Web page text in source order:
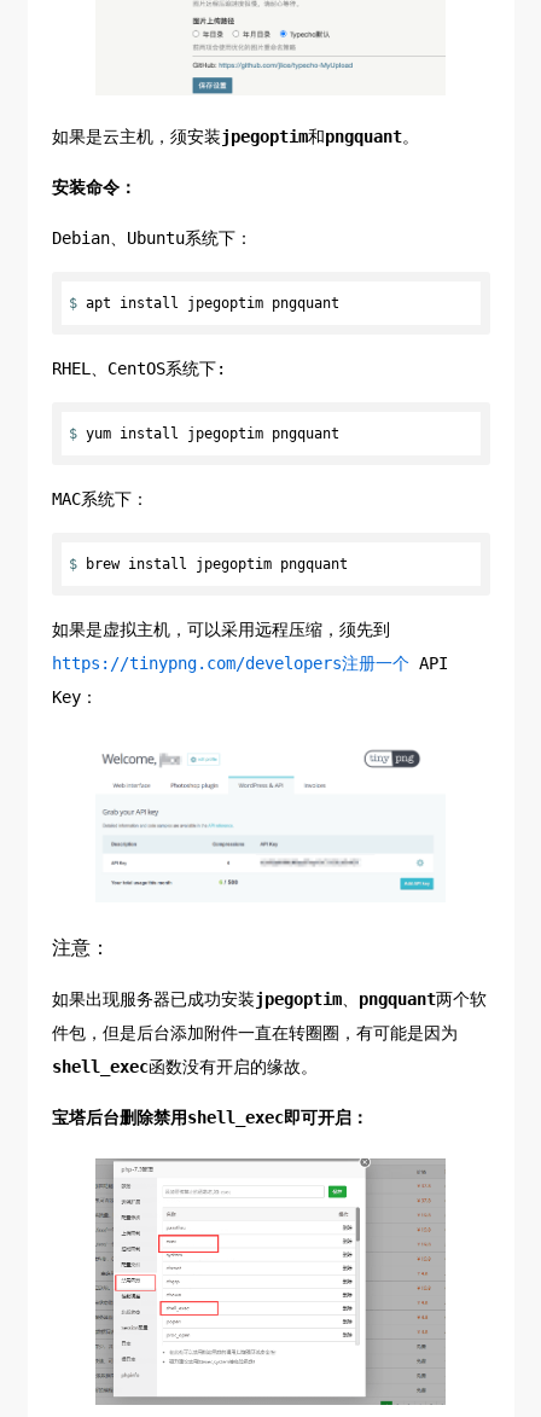
如果是云主机，须安装jpegoptim和pngquant。
安装命令：
Debian、Ubuntu系统下：
$ apt install jpegoptim pngquant
RHEL、CentOS系统下:
$ yum install jpegoptim pngquant
MAC系统下：
$ brew install jpegoptim pngquant
如果是虚拟主机，可以采用远程压缩，须先到
https://tinypng.com/developers注册一个API
Key：
注意：
如果出现服务器已成功安装jpegoptim、 pngquant两个软
件包，但是后台添加附件一直在转圈圈，有可能是因为
shell_exec函数没有开启的缘故。
宝塔后台删除禁用shell_exec即可开启：